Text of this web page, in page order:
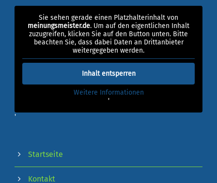
Sie sehen gerade einen Platzhalterinhalt von
meinungsmeister.de. Um auf den eigentlichen Inhalt
zuzugreifen, klicken Sie auf den Button unten. Bitte
beachten Sie, dass dabei Daten an Drittanbieter
weitergegeben werden.
Inhalt entsperren
Weitere Informationen
'
'
Startseite
Kontakt